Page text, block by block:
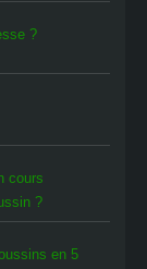
?
cours
?
en 5